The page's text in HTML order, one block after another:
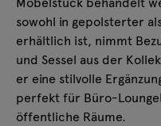
sowohl in gepolsterter
erhältlich ist, nimmt
und Sessel aus der
er eine stilvolle
perfekt für Büro-
öffentliche Räume.